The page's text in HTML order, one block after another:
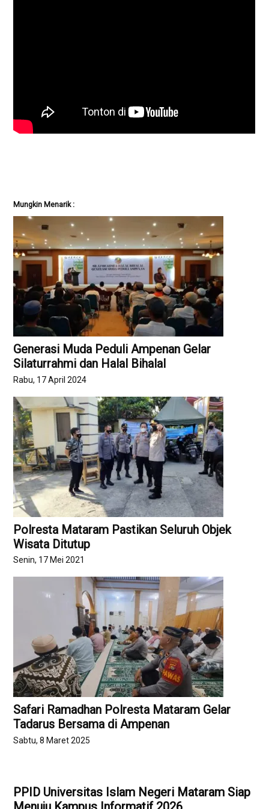
Mungkin Menarik :
Generasi Muda Peduli Ampenan Gelar
Silaturrahmi dan Halal Bihalal
Rabu, 17 April 2024
Polresta Mataram Pastikan Seluruh Objek
Wisata Ditutup
Senin, 17 Mei 2021
Safari Ramadhan Polresta Mataram Gelar
Tadarus Bersama di Ampenan
Sabtu, 8 Maret 2025
PPID Universitas Islam Negeri Mataram Siap